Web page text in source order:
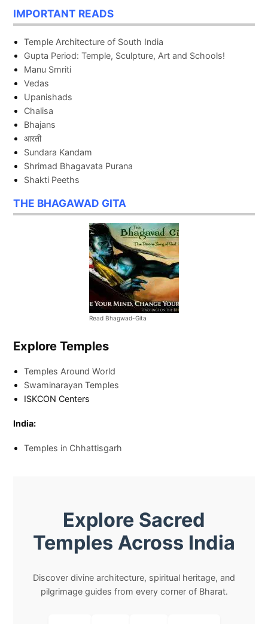
IMPORTANT READS
Temple Architecture of South India
Gupta Period: Temple, Sculpture, Art and Schools!
Manu Smriti
Vedas
Upanishads
Chalisa
Bhajans
आरती
Sundara Kandam
Shrimad Bhagavata Purana
Shakti Peeths
THE BHAGAWAD GITA
Read Bhagwad-Gita
Explore Temples
Temples Around World
Swaminarayan Temples
ISKCON Centers
India:
Temples in Chhattisgarh
Explore Sacred
Temples Across India
Discover divine architecture, spiritual heritage, and
pilgrimage guides from every corner of Bharat.